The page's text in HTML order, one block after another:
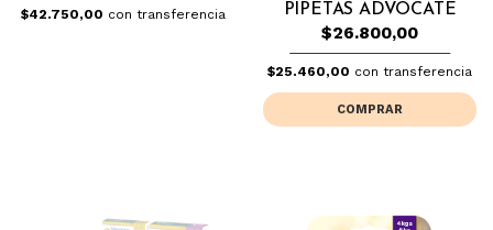
$42.750,00 con transferencia PIPETAS ADVOCATE
$26.800,00
$25.460,00 con transferencia
COMPRAR